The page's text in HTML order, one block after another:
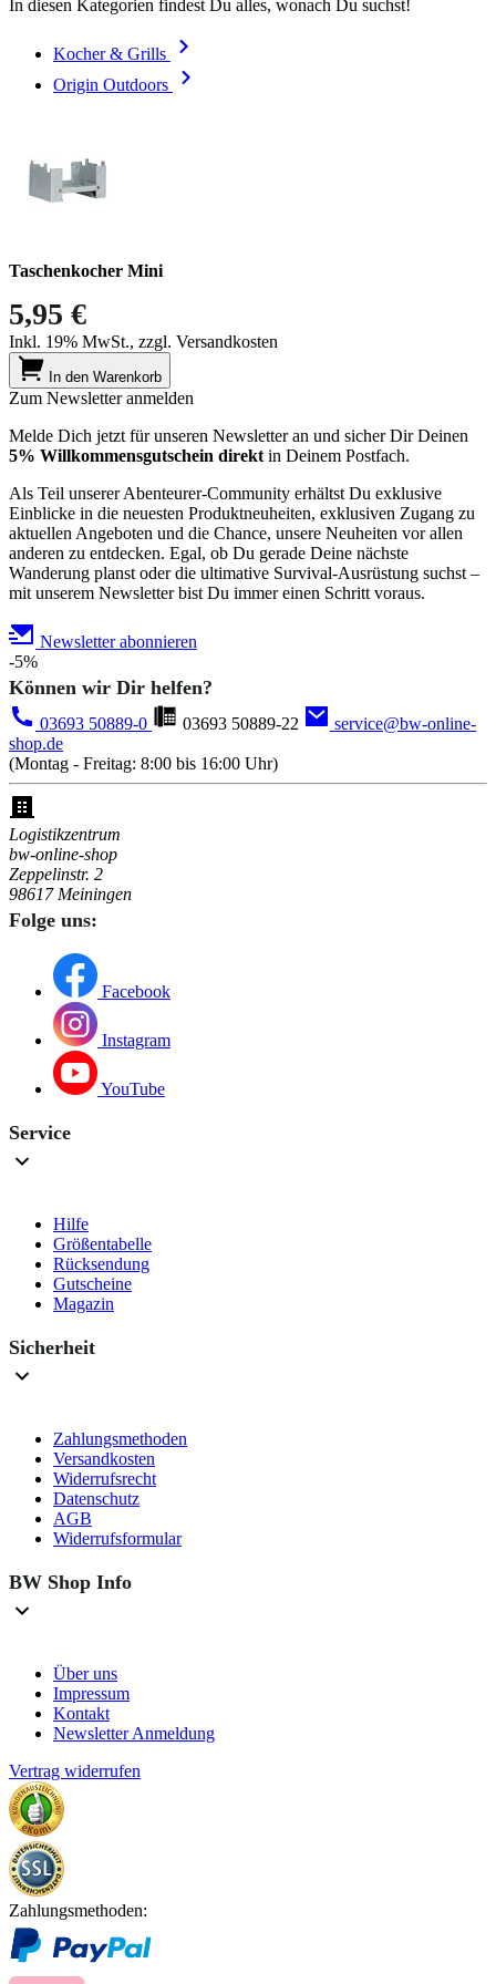
In diesen Kategorien findest Du alles, wonach Du suchst!
Kocher & Grills
Origin Outdoors
Taschenkocher Mini
5,95 €
Inkl. 19% MwSt., zzgl. Versandkosten
In den Warenkorb
Zum Newsletter anmelden
Melde Dich jetzt für unseren Newsletter an und sicher Dir Deinen
5% Willkommensgutschein direkt in Deinem Postfach.
Als Teil unserer Abenteurer-Community erhältst Du exklusive
Einblicke in die neuesten Produktneuheiten, exklusiven Zugang zu
aktuellen Angeboten und die Chance, unsere Neuheiten vor allen
anderen zu entdecken. Egal, ob Du gerade Deine nächste
Wanderung planst oder die ultimative Survival-Ausrüstung suchst –
mit unserem Newsletter bist Du immer einen Schritt voraus.
Newsletter abonnieren
-5%
Können wir Dir helfen?
03693 50889-0 03693 50889-22
service@bw-online-
shop.de
(Montag - Freitag: 8:00 bis 16:00 Uhr)
Logistikzentrum
bw-online-shop
Zeppelinstr. 2
98617 Meiningen
Folge uns:
Facebook
Instagram
YouTube
Service
Hilfe
Größentabelle
Rücksendung
Gutscheine
Magazin
Sicherheit
Zahlungsmethoden
Versandkosten
Widerrufsrecht
Datenschutz
AGB
Widerrufsformular
BW Shop Info
Über uns
Impressum
Kontakt
Newsletter Anmeldung
Vertrag widerrufen
Zahlungsmethoden: